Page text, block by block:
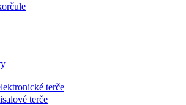
terče
terče